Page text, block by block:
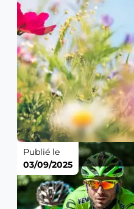
Publié le
03/09/2025